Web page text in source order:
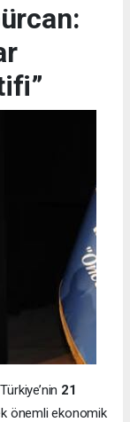
21
önemli ekonomik